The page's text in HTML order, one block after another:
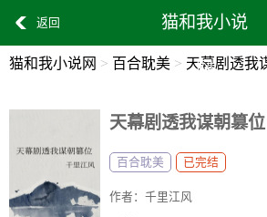
返回 猫和我小说
网
猫和我小说网 > 百合耽美 > 天幕剧透我
天幕剧透我谋朝篡位
百合耽美 已完结
作者： 千里江风